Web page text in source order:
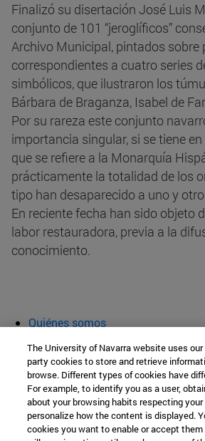
Finalizó su disertación José Luis
conjunto de 101 “jeroglíficos”
Archivo Municipal, pintados sobre
correspondientes a cuatro series
simbólicos, que ilustraron los
Bárbara de Braganza, Isabel de
Por su rareza este conjunto
importancia singular, si se tiene
que se refiere a la Monarquía
prácticamente la totalidad de los
tipo han desaparecido a uno y
En reciente fecha han sido objeto
labor restauradora, previa a la
conocimiento.
Quiénes somos
Aula abierta
Cátedra de Patrimonio y
Facultad de Filosofía y Letras
The University of Navarra website uses
party cookies to store and retrieve
browse. Different types of cookies have
For example, to identify you as a user,
about your browsing habits respecting your
personalize how the content is displayed.
cookies you want to enable or accept them